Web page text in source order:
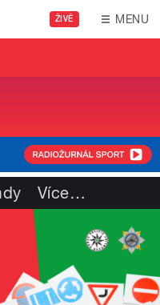
ŽIVĚ MENU
Více…